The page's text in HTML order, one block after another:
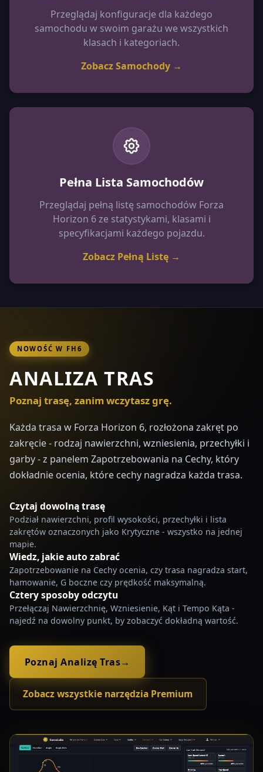
Przeglądaj konfiguracje dla każdego
samochodu w swoim garażu we wszystkich
klasach i kategoriach.
Zobacz Samochody →
Pełna Lista Samochodów
Przeglądaj pełną listę samochodów Forza
Horizon 6 ze statystykami, klasami i
specyfikacjami każdego pojazdu.
Zobacz Pełną Listę →
NOWOŚĆ W FH6
ANALIZA TRAS
Poznaj trasę, zanim wczytasz grę.
Każda trasa w Forza Horizon 6, rozłożona zakręt po
zakręcie - rodzaj nawierzchni, wzniesienia, przechyłki i
garby - z panelem Zapotrzebowania na Cechy, który
dokładnie ocenia, które cechy nagradza każda trasa.
Czytaj dowolną trasę
Podział nawierzchni, profil wysokości, przechyłki i lista
zakrętów oznaczonych jako Krytyczne - wszystko na jednej
mapie.
Wiedz, jakie auto zabrać
Zapotrzebowanie na Cechy ocenia, czy trasa nagradza start,
hamowanie, G boczne czy prędkość maksymalną.
Cztery sposoby odczytu
Przełączaj Nawierzchnię, Wzniesienie, Kąt i Tempo Kąta -
najedź na dowolny punkt, by zobaczyć dokładną wartość.
Poznaj Analizę Tras→
Zobacz wszystkie narzędzia Premium